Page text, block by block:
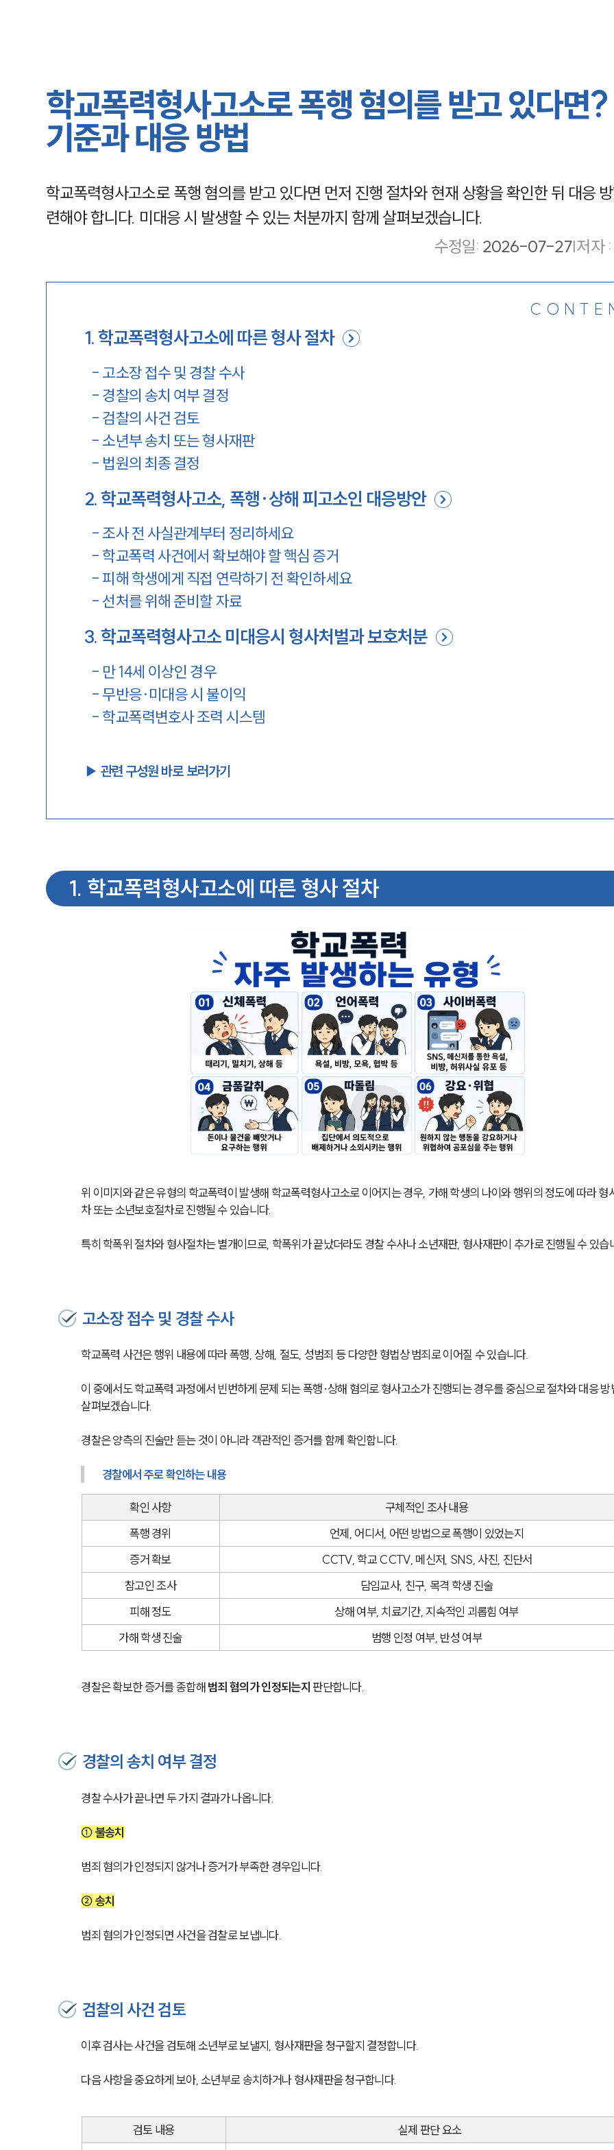
학교폭력형사고소로 폭행 혐의를 받고 있다면
기준과 대응 방법
학교폭력형사고소로 폭행 혐의를 받고 있다면 먼저 진행 절차와 현재 상황을 확인한 뒤 대응
련해야 합니다. 미대응 시 발생할 수 있는 처분까지 함께 살펴보겠습니다.
수정일: 2026-07-27|저자 :
1.학교폭력형사고소에 따른 형사 절차
- 고소장 접수 및 경찰 수사
- 경찰의 송치 여부 결정
- 검찰의 사건 검토
- 소년부 송치 또는 형사재판
- 법원의 최종 결정
2.학교폭력형사고소, 폭행·상해 피고소인 대응방안
- 조사 전 사실관계부터 정리하세요
- 학교폭력 사건에서 확보해야 할 핵심 증거
-피해 학생에게 직접 연락하기 전 확인하세요
-선처를 위해 준비할 자료
3.학교폭력형사고소 미대응시 형사처벌과 보호처분
- 만 14세 이상인 경우
- 무반응·미대응 시 불이익
- 학교폭력변호사 조력 시스템
▶︎ 관련 구성원 바로 보러가기
1. 학교폭력형사고소에 따른 형사 절차
위 이미지와 같은 유형의 학교폭력이 발생해 학교폭력형사고소로 이어지는 경우, 가해 학생의 나이와 행위의 정도에 따라 형
차 또는 소년보호절차로 진행될 수 있습니다.
특히 학폭위 절차와 형사절차는 별개이므로, 학폭위가 끝났더라도 경찰 수사나 소년재판, 형사재판이 추가로 진행될 수 있습
고소장 접수 및 경찰 수사
학교폭력 사건은 행위 내용에 따라 폭행, 상해, 절도, 성범죄 등 다양한 형법상 범죄로 이어질 수 있습니다.
이 중에서도 학교폭력 과정에서 빈번하게 문제 되는 폭행·상해 혐의로 형사고소가 진행되는 경우를 중심으로 절차와 대응 방
살펴보겠습니다.
경찰은 양측의 진술만 듣는 것이 아니라 객관적인 증거를 함께 확인합니다.
경찰에서 주로 확인하는 내용
확인 사항
구체적인 조사 내용
폭행 경위
언제, 어디서, 어떤 방법으로 폭행이 있었는지
증거 확보
CCTV, 학교 CCTV, 메신저, SNS, 사진, 진단서
참고인 조사
담임교사, 친구, 목격 학생 진술
피해 정도
상해 여부, 치료기간, 지속적인 괴롭힘 여부
가해 학생 진술
범행 인정 여부, 반성 여부
경찰은 확보한 증거를 종합해 범죄 혐의가 인정되는지 판단합니다.
경찰의 송치 여부 결정
경찰 수사가 끝나면 두 가지 결과가 나옵니다.
① 불송치
범죄 혐의가 인정되지 않거나 증거가 부족한 경우입니다.
② 송치
범죄 혐의가 인정되면 사건을 검찰로 보냅니다.
검찰의 사건 검토
이후 검사는 사건을 검토해 소년부로 보낼지, 형사재판을 청구할지 결정합니다.
다음 사항을 중요하게 보아, 소년부로 송치하거나 형사재판을 청구합니다.
검토 내용
실제 판단 요소